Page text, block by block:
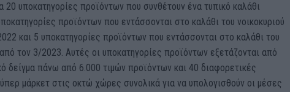
20 υποκατηγορίες προϊόντων που συνθέτουν ένα τυπικό καλάθι
προϊόντων που εντάσσονται στο καλάθι του νοικοκυριού
και 5 υποκατηγορίες προϊόντων που εντάσσονται στο καλάθι του
τον 3/2023. Αυτές οι υποκατηγορίες προϊόντων εξετάζονται από
δείγμα πάνω από 6.000 τιμών προϊόντων και 40 διαφορετικές
μάρκετ στις οκτώ χώρες συνολικά για να υπολογισθούν οι μέσες